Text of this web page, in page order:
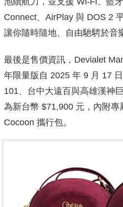
Connect、AirPlay 與 DOS 2
讓你隨時隨地、自由馳騁於音
最後是售價資訊，Devialet
年限量版自 2025 年 9 月 17
101、台中大遠百與高雄漢神
為新台幣 $71,900 元，內附專
Cocoon 攜行包。